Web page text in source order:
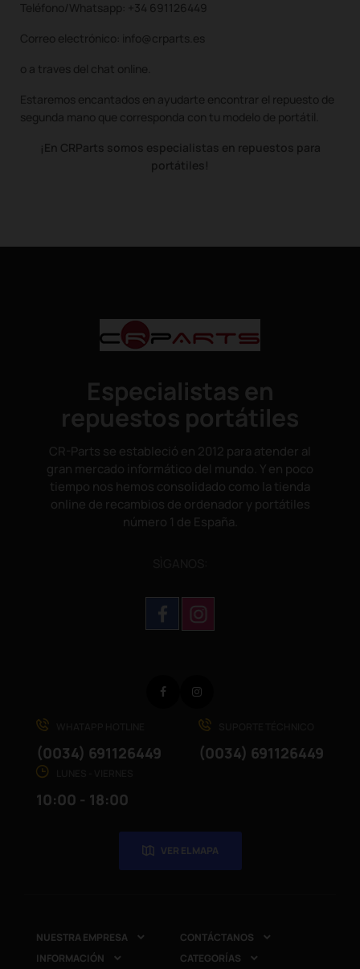
Teléfono/Whatsapp: +34 691126449
Correo electrónico: info@crparts.es
o a traves del chat online.
Estaremos encantados en ayudarte encontrar el repuesto de
segunda mano que corresponda con tu modelo de portátil.
¡En CRParts somos especialistas en repuestos para
portátiles!
Especialistas en
repuestos portátiles
CR-Parts se estableció en 2012 para atender al
gran mercado informático del mundo. Y en poco
tiempo nos hemos consolidado como la tienda
online de recambios de ordenador y portátiles
número 1 de España.
(0034) 691126449 (0034) 691126449
10:00 - 18:00
VER EL MAPA
Facebook
NUESTRA EMPRESA  CONTÁCTANOS 
INFORMACIÓN  CATEGORÍAS 